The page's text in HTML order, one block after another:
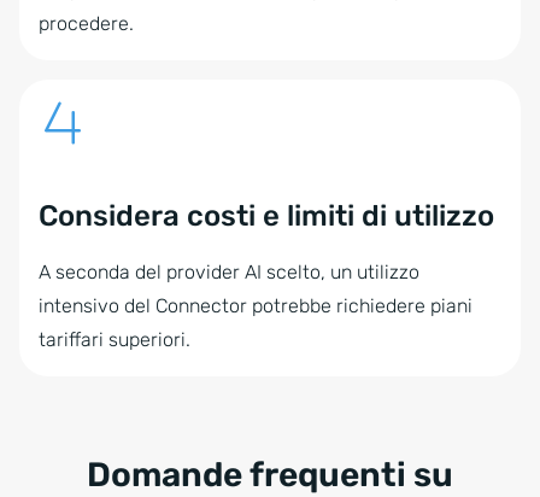
procedere.
Considera costi e limiti di utilizzo
A seconda del provider AI scelto, un utilizzo
intensivo del Connector potrebbe richiedere piani
tariffari superiori.
Domande frequenti su